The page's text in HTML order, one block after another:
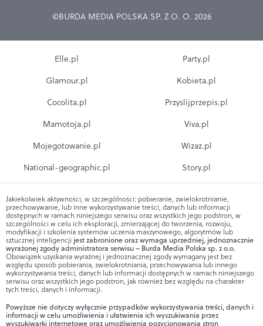
©BURDA MEDIA POLSKA SP. Z O. O. 2026
Elle.pl
Glamour.pl
Cocolita.pl
Mamotoja.pl
Mojegotowanie.pl
National-geographic.pl
Party.pl
Kobieta.pl
Przyslijprzepis.pl
Viva.pl
Wizaz.pl
Story.pl
Jakiekolwiek aktywności, w szczególności: pobieranie, zwielokrotnianie,
przechowywanie, lub inne wykorzystywanie treści, danych lub informacji
dostępnych w ramach niniejszego serwisu oraz wszystkich jego podstron, w
szczególności w celu ich eksploracji, zmierzającej do tworzenia, rozwoju,
modyfikacji i szkolenia systemów uczenia maszynowego, algorytmów lub
sztucznej inteligencji jest zabronione oraz wymaga uprzedniej, jednoznacznie
wyrażonej zgody administratora serwisu – Burda Media Polska sp. z o.o.
Obowiązek uzyskania wyraźnej i jednoznacznej zgody wymagany jest bez
względu sposób pobierania, zwielokrotniania, przechowywania lub innego
wykorzystywania treści, danych lub informacji dostępnych w ramach niniejszego
serwisu oraz wszystkich jego podstron, jak również bez względu na charakter
tych treści, danych i informacji.
Powyższe nie dotyczy wyłącznie przypadków wykorzystywania treści, danych i
informacji w celu umożliwienia i ułatwienia ich wyszukiwania przez
wyszukiwarki internetowe oraz umożliwienia pozycjonowania stron